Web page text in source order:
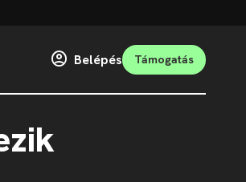
Belépés Támogatás